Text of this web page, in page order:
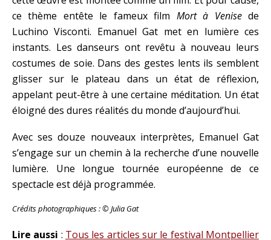
ce thème entête le fameux film Mort à Venisede
Luchino Visconti. Emanuel Gat met en lumière ces
instants. Les danseurs ont revêtu à nouveau leurs
costumes de soie. Dans des gestes lents ils semblent
glisser sur le plateau dans un état de réflexion,
appelant peut-être à une certaine méditation. Un état
éloigné des dures réalités du monde d’aujourd’hui.
Avec ses douze nouveaux interprètes, Emanuel Gat
s’engage sur un chemin à la recherche d’une nouvelle
lumière. Une longue tournée européenne de ce
spectacle est déjà programmée.
Crédits photographiques : © Julia Gat
Lire aussi : Tous les articles sur le festival Montpellier